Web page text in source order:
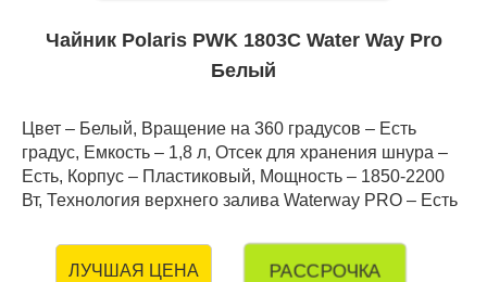
Чайник Polaris PWK 1803C Water Way Pro
Белый
Цвет – Белый, Вращение на 360 градусов – Есть
градус, Емкость – 1,8 л, Отсек для хранения шнура –
Есть, Корпус – Пластиковый, Мощность – 1850-2200
Вт, Технология верхнего залива Waterway PRO – Есть
ЛУЧШАЯ ЦЕНА РАССРОЧКА